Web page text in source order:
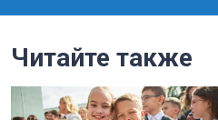
Читайте также